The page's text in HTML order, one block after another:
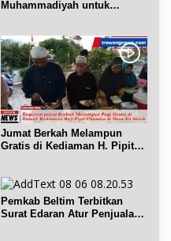
Muhammadiyah untuk
Jumat Berkah Melampun
Gratis di Kediaman H. Pipit
Pemkab Beltim Terbitkan
Surat Edaran Atur Penjualan